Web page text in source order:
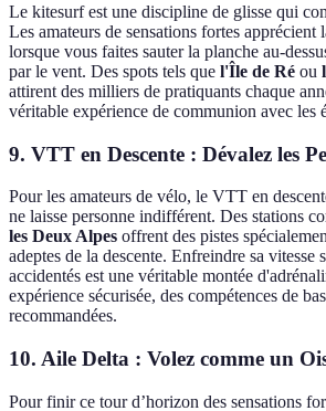
Le kitesurf est une discipline de glisse qui
Les amateurs de sensations fortes apprécient
lorsque vous faites sauter la planche au-
par le vent. Des spots tels que l'Île de Ré ou
attirent des milliers de pratiquants chaque
véritable expérience de communion avec les
9. VTT en Descente : Dévalez les
Pour les amateurs de vélo, le VTT en
ne laisse personne indifférent. Des stations
les Deux Alpes offrent des pistes
adeptes de la descente. Enfreindre sa vitesse
accidentés est une véritable montée
expérience sécurisée, des compétences de
recommandées.
10. Aile Delta : Volez comme un
Pour finir ce tour d’horizon des sensations